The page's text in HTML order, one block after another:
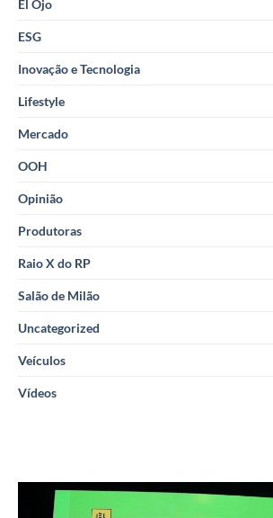
El Ojo
ESG
Inovação e Tecnologia
Lifestyle
Mercado
OOH
Opinião
Produtoras
Raio X do RP
Salão de Milão
Uncategorized
Veículos
Vídeos